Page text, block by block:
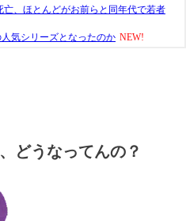
どうなってんの？